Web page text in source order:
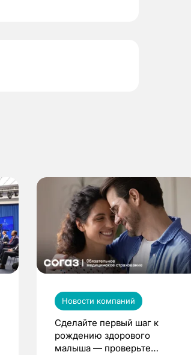
Новости компаний
Сделайте первый шаг к
рождению здорового
малыша — проверьте